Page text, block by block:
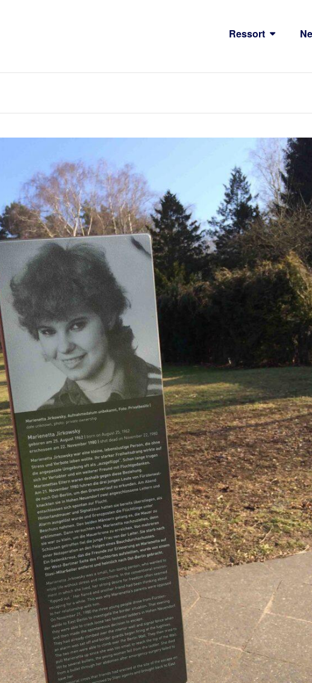
Ressort